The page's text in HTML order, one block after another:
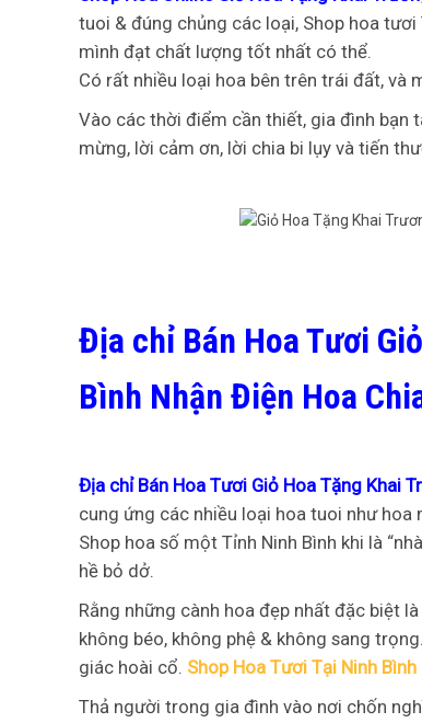
tuoi & đúng chủng các loại, Shop hoa
mình đạt chất lượng tốt nhất có thể.
Có rất nhiều loại hoa bên trên trái đất, và
Vào các thời điểm cần thiết, gia đình bạn
mừng, lời cảm ơn, lời chia bi lụy và tiến
Địa chỉ Bán Hoa Tươi
Bình Nhận Điện Hoa
Địa chỉ Bán Hoa Tươi Giỏ Hoa Tặng Khai
cung ứng các nhiều loại hoa tuoi như hoa
Shop hoa số một Tỉnh Ninh Bình khi là
hề bỏ dở.
Rằng những cành hoa đẹp nhất đặc biệt
không béo, không phệ & không sang
giác hoài cổ. Shop Hoa Tươi Tại Ninh Bình
Thả người trong gia đình vào nơi chốn